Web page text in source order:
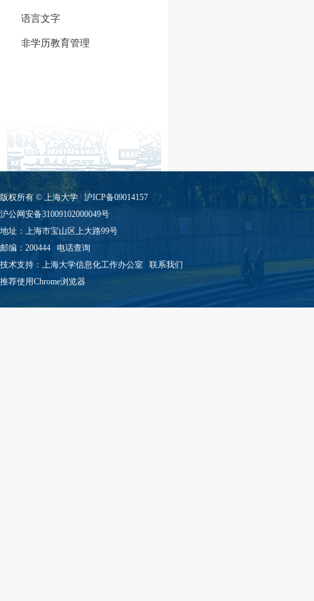
语言文字
非学历教育管理
版权所有 ©上海大学
沪ICP备09014157
沪公网安备31009102000049号
地址：上海市宝山区上大路99号
邮编：200444 电话查询
技术支持： 上海大学信息化工作办公室 联系我们
推荐使用Chrome浏览器